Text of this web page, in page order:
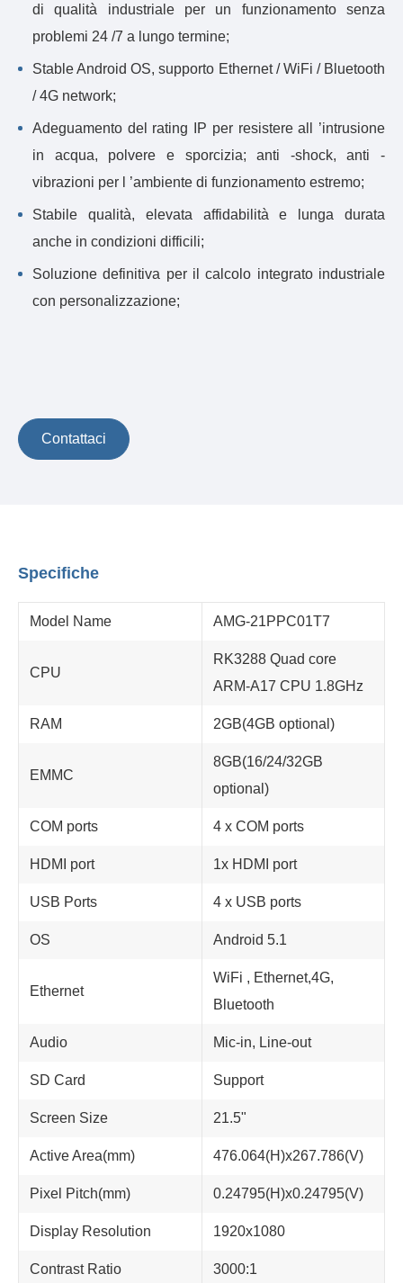
di qualità industriale per un funzionamento senza
problemi 24 /7 a lungo termine;
Stable Android OS, supporto Ethernet / WiFi / Bluetooth
/ 4G network;
Adeguamento del rating IP per resistere all ’intrusione
in acqua, polvere e sporcizia; anti -shock, anti -
vibrazioni per l ’ambiente di funzionamento estremo;
Stabile qualità, elevata affidabilità e lunga durata
anche in condizioni difficili;
Soluzione definitiva per il calcolo integrato industriale
con personalizzazione;
Contattaci
Specifiche
Model Name AMG-21PPC01T7
CPU
RK3288 Quad core
ARM-A17 CPU 1.8GHz
RAM 2GB(4GB optional)
EMMC
8GB(16/24/32GB
optional)
COM ports 4 x COM ports
HDMI port 1x HDMI port
USB Ports 4 x USB ports
OS Android 5.1
Ethernet
WiFi , Ethernet,4G,
Bluetooth
Audio Mic-in, Line-out
SD Card Support
Screen Size 21.5"
Active Area(mm) 476.064(H)x267.786(V)
Pixel Pitch(mm) 0.24795(H)x0.24795(V)
Display Resolution 1920x1080
Contrast Ratio 3000:1